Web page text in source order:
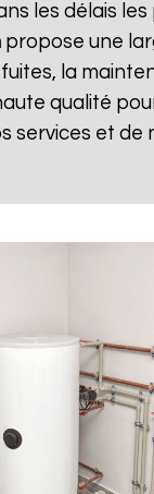
les délais
propose une
la
qualité
services et